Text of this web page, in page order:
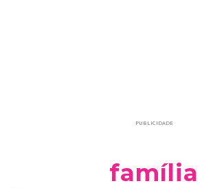
PUBLICIDADE
família